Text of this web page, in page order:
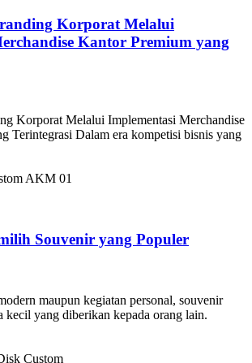
Korporat Melalui
Kantor Premium yang
Korporat Melalui Implementasi Merchandise
Terintegrasi Dalam era kompetisi bisnis yang
Souvenir yang Populer
maupun kegiatan personal, souvenir
kecil yang diberikan kepada orang lain.